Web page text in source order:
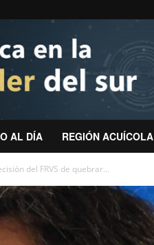
AL DÍA REGIÓN ACUÍCOLA
del FRVS de quebrar...